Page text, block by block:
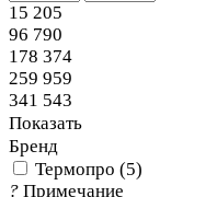
15 205
96 790
178 374
259 959
341 543
Показать
Бренд
Термопро (5)
? Примечание